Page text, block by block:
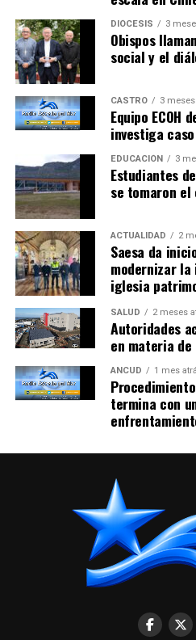
DIÓCESIS 3
Obispos
social y el
CASTRO 3
Equipo ECOH
investiga
EDUCACIÓN 3
Estudiantes
se tomaron
ACTUALIDAD 2
Saesa da
modernizar
iglesia
SALUD 2 meses
Autoridades
en materia
ANCUD 1 mes
termina con